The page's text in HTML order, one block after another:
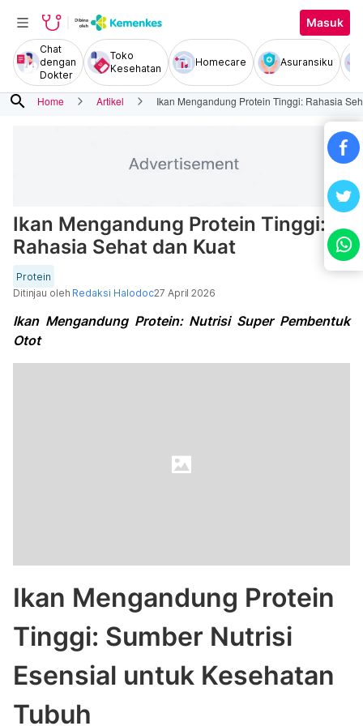
Masuk
Chat
dengan
Dokter
Toko
Kesehatan
Homecare Asuransiku
search Home Artikel Ikan Mengandung Protein Tinggi: Rahasia
Ikan Mengandung Protein Tinggi:
Rahasia Sehat dan Kuat
Protein
Ditinjau oleh Redaksi Halodoc27 April 2026
Ikan Mengandung Protein: Nutrisi Super Pembentuk
Otot
Ikan Mengandung Protein
Tinggi: Sumber Nutrisi
Esensial untuk Kesehatan
Tubuh